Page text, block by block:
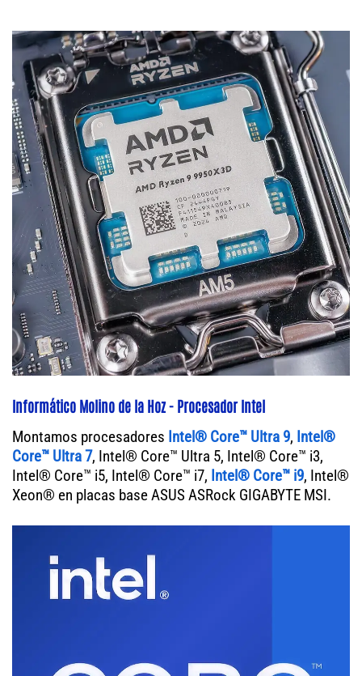
Informático Molino de la Hoz - Procesador Intel
Montamos procesadores Intel® Core™ Ultra 9, Intel®
Core™ Ultra 7, Intel® Core™ Ultra 5, Intel® Core™ i3,
Intel® Core™ i5, Intel® Core™ i7, Intel® Core™ i9, Intel®
Xeon® en placas base ASUS ASRock GIGABYTE MSI.